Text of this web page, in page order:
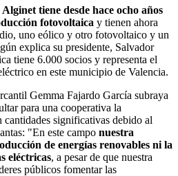
Alginet tiene desde hace ocho años
fotovoltaica y tienen ahora
uno eólico y otro fotovoltaico y un
explica su presidente, Salvador
tiene 6.000 socios y representa el
en este municipio de Valencia.
Gemma Fajardo García subraya
para una cooperativa la
significativas debido al
"En este campo nuestra
de energías renovables ni la
eléctricas, a pesar de que nuestra
públicos fomentar las